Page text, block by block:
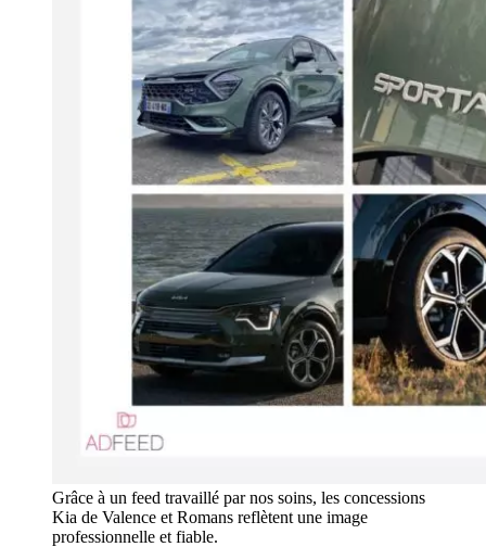
Grâce à un feed travaillé par nos soins, les concessions
Kia de Valence et Romans reflètent une image
professionnelle et fiable.